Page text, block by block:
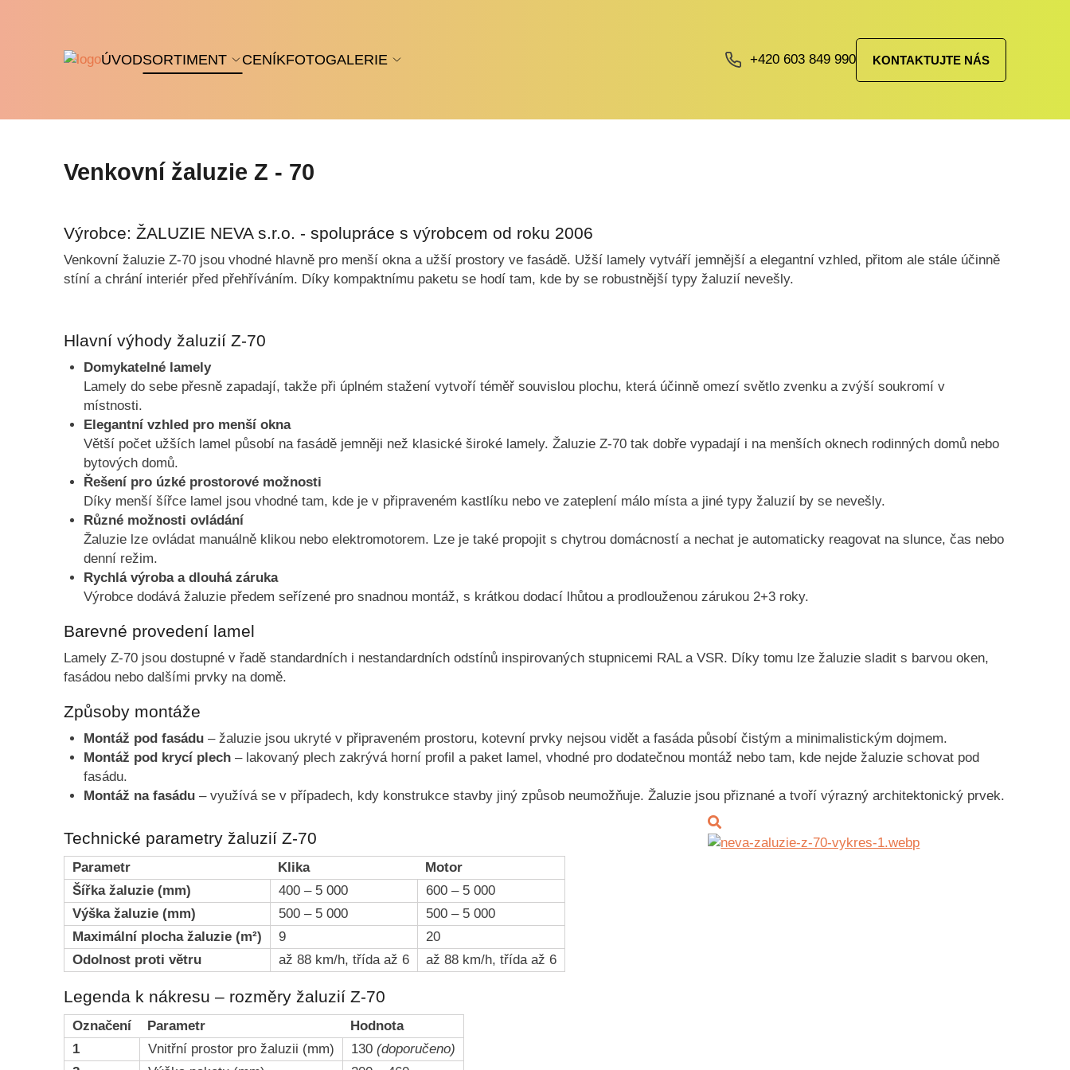
ÚVODSORTIMENT CENÍKFOTOGALERIE +420 603 849 990 KONTAKTUJTE NÁS
Venkovní žaluzie Z - 70
Výrobce: ŽALUZIE NEVA s.r.o. - spolupráce s výrobcem od roku 2006
Venkovní žaluzie Z-70 jsou vhodné hlavně pro menší okna a užší prostory ve fasádě. Užší lamely vytváří jemnější a elegantní vzhled, přitom ale stále účinně
stíní a chrání interiér před přehříváním. Díky kompaktnímu paketu se hodí tam, kde by se robustnější typy žaluzií nevešly.
Hlavní výhody žaluzií Z-70
Domykatelné lamely
Lamely do sebe přesně zapadají, takže při úplném stažení vytvoří téměř souvislou plochu, která účinně omezí světlo zvenku a zvýší soukromí v
místnosti.
Elegantní vzhled pro menší okna
Větší počet užších lamel působí na fasádě jemněji než klasické široké lamely. Žaluzie Z-70 tak dobře vypadají i na menších oknech rodinných domů nebo
bytových domů.
Řešení pro úzké prostorové možnosti
Díky menší šířce lamel jsou vhodné tam, kde je v připraveném kastlíku nebo ve zateplení málo místa a jiné typy žaluzií by se nevešly.
Různé možnosti ovládání
Žaluzie lze ovládat manuálně klikou nebo elektromotorem. Lze je také propojit s chytrou domácností a nechat je automaticky reagovat na slunce, čas nebo
denní režim.
Rychlá výroba a dlouhá záruka
Výrobce dodává žaluzie předem seřízené pro snadnou montáž, s krátkou dodací lhůtou a prodlouženou zárukou 2+3 roky.
Barevné provedení lamel
Lamely Z-70 jsou dostupné v řadě standardních i nestandardních odstínů inspirovaných stupnicemi RAL a VSR. Díky tomu lze žaluzie sladit s barvou oken,
fasádou nebo dalšími prvky na domě.
Způsoby montáže
Montáž pod fasádu – žaluzie jsou ukryté v připraveném prostoru, kotevní prvky nejsou vidět a fasáda působí čistým a minimalistickým dojmem.
Montáž pod krycí plech – lakovaný plech zakrývá horní profil a paket lamel, vhodné pro dodatečnou montáž nebo tam, kde nejde žaluzie schovat pod
fasádu.
Montáž na fasádu – využívá se v případech, kdy konstrukce stavby jiný způsob neumožňuje. Žaluzie jsou přiznané a tvoří výrazný architektonický prvek.
Technické parametry žaluzií Z-70
Parametr Klika
Motor
Šířka žaluzie (mm)
400 – 5 000
600 – 5 000
Výška žaluzie (mm)
500 – 5 000
500 – 5 000
Maximální plocha žaluzie (m²)
9
20
Odolnost proti větru
až 88 km/h, třída až 6 až 88 km/h, třída až 6
Legenda k nákresu – rozměry žaluzií Z-70
Označení Parametr
Hodnota
1
Vnitřní prostor pro žaluzii (mm) 130 (doporučeno)